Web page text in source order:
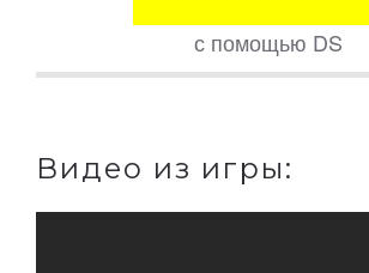
с помощью DS
Видео из игры: